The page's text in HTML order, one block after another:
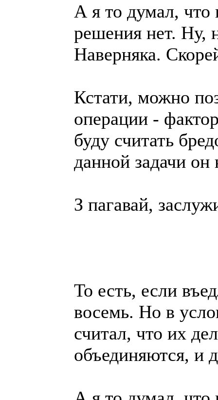
А я то думал, что
решения нет. Ну,
Наверняка.
Кстати, можно
операции -
буду считать
данной задачи он
З пагавай,
То есть, если
восемь. Но в
считал, что их
объединяются, и